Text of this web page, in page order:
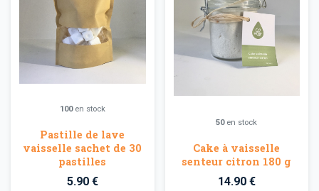
100en stock
Pastille de lave
vaisselle sachet de 30
pastilles
5.90 €
50en stock
Cake à vaisselle
senteur citron 180 g
14.90 €